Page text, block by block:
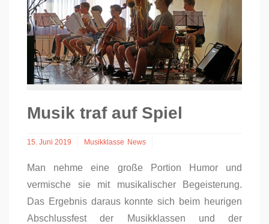
Musik traf auf Spiel
15. Juni 2019 Musikklasse News
Man nehme eine große Portion Humor und
vermische sie mit musikalischer Begeisterung.
Das Ergebnis daraus konnte sich beim heurigen
Abschlussfest der Musikklassen und der